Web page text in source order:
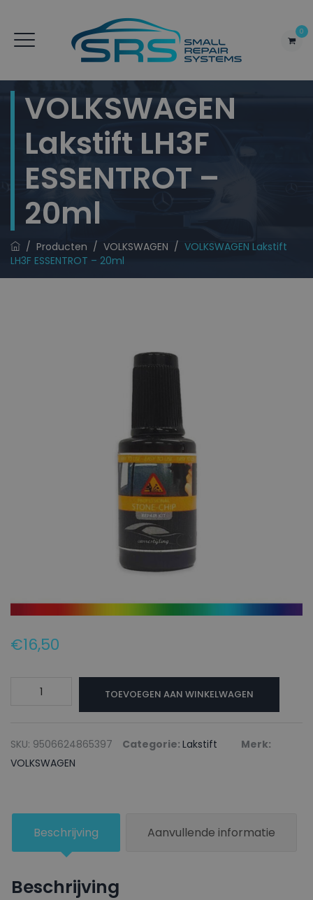
0
VOLKSWAGEN
Lakstift LH3F
ESSENTROT –
20ml
/ Producten / VOLKSWAGEN / VOLKSWAGEN Lakstift
LH3F ESSENTROT – 20ml
€16,50
VOLKSWAGEN
ESSENTROT
-
TOEVOEGEN AAN WINKELWAGEN
SKU: 9506624865397 Categorie: Lakstift
Merk:
VOLKSWAGEN
Beschrijving Aanvullende informatie
Beschrijving